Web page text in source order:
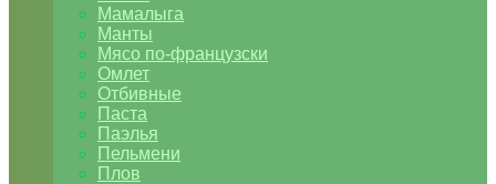
Мамалыга
Манты
Мясо по-французски
Омлет
Отбивные
Паста
Паэлья
Пельмени
Плов